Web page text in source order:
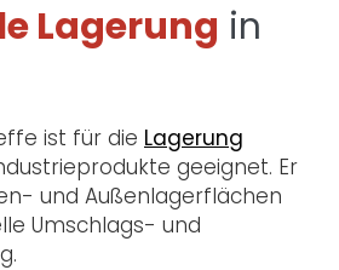
Lagerung in
ist für die Lagerung
geeignet. Er
und Außenlagerflächen
Umschlags- und